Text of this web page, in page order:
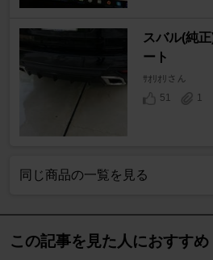
スバル(純
ート
ｻｵﾘｵﾘさん
51
1
同じ商品の一覧を見る
この記事を見た人におすすめ